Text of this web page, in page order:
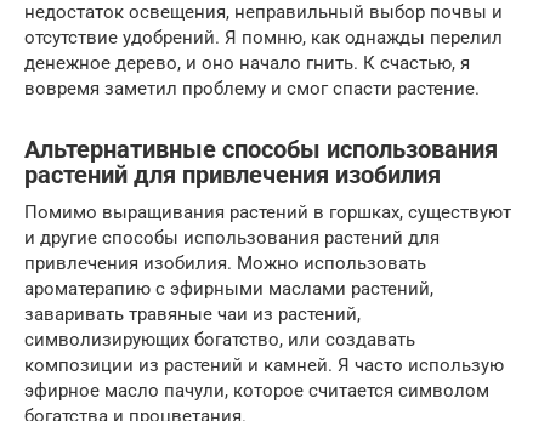
недостаток освещения, неправильный выбор почвы и
отсутствие удобрений. Я помню, как однажды перелил
денежное дерево, и оно начало гнить. К счастью, я
вовремя заметил проблему и смог спасти растение.
Альтернативные способы использования
растений для привлечения изобилия
Помимо выращивания растений в горшках, существуют
и другие способы использования растений для
привлечения изобилия. Можно использовать
ароматерапию с эфирными маслами растений,
заваривать травяные чаи из растений,
символизирующих богатство, или создавать
композиции из растений и камней. Я часто использую
эфирное масло пачули, которое считается символом
богатства и процветания.